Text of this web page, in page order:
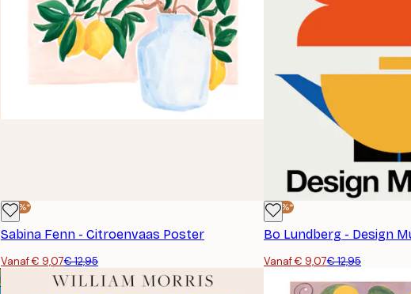
-30%*
Sabina Fenn - Citroenvaas Poster
Vanaf € 9,07€ 12,95
-30%*
Bo Lundberg - Design
Vanaf € 9,07€ 12,95
AANMELDEN